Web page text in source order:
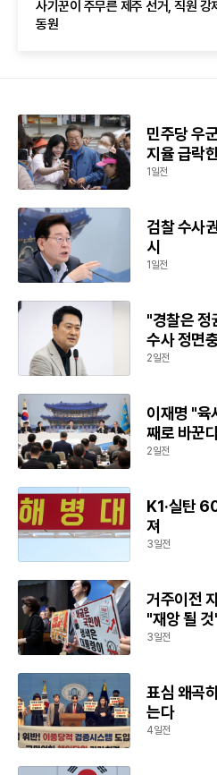
사기꾼이 주무른 제주 선거, 직원 강제
동원
민주당 우
지율 급락
1일전
검찰 수사
시
1일전
"경찰은 정
수사 정면
2일전
이재명 "육
째로 바꾼
2일전
K1·실탄
져
3일전
거주이전
"재앙 될
3일전
표심 왜곡
는다
4일전